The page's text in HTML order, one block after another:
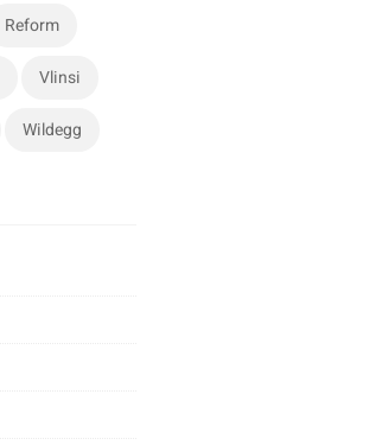
Reform
Vlinsi
Wildegg